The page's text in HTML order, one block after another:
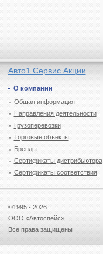
Авто1 Сервис Акции
О компании
Общая информация
Направления деятельности
Грузоперевозки
Торговые объекты
Бренды
Сертификаты дистрибьютора
Сертификаты соответствия
©1995 - 2026
ООО «Автоспейс»
Все права защищены